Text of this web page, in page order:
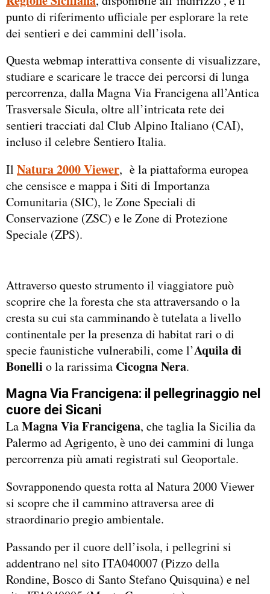
punto di riferimento ufficiale per esplorare la rete
dei sentieri e dei cammini dell’isola.
Questa webmap interattiva consente di visualizzare,
studiare e scaricare le tracce dei percorsi di lunga
percorrenza, dalla Magna Via Francigena all’Antica
Trasversale Sicula, oltre all’intricata rete dei
sentieri tracciati dal Club Alpino Italiano (CAI),
incluso il celebre Sentiero Italia.
Il Natura 2000 Viewer, è la piattaforma europea
che censisce e mappa i Siti di Importanza
Comunitaria (SIC), le Zone Speciali di
Conservazione (ZSC) e le Zone di Protezione
Speciale (ZPS).
Attraverso questo strumento il viaggiatore può
scoprire che la foresta che sta attraversando o la
cresta su cui sta camminando è tutelata a livello
continentale per la presenza di habitat rari o di
specie faunistiche vulnerabili, come l’Aquila di
Bonelli o la rarissima Cicogna Nera.
Magna Via Francigena: il pellegrinaggio nel
cuore dei Sicani
LaMagna Via Francigena, che taglia la Sicilia da
Palermo ad Agrigento, è uno dei cammini di lunga
percorrenza più amati registrati sul Geoportale.
Sovrapponendo questa rotta al Natura 2000 Viewer
si scopre che il cammino attraversa aree di
straordinario pregio ambientale.
Passando per il cuore dell’isola, i pellegrini si
addentrano nel sito ITA040007 (Pizzo della
Rondine, Bosco di Santo Stefano Quisquina) e nel